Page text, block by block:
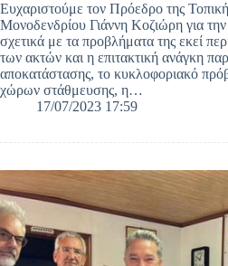
Ευχαριστούμε τον Πρόεδρο της
Μονοδενδρίου Γιάννη Κοζιώρη για
σχετικά με τα προβλήματα της εκεί
των ακτών και η επιτακτική ανάγκη
αποκατάστασης, το κυκλοφοριακό
χώρων στάθμευσης, η…
17/07/2023 17:59